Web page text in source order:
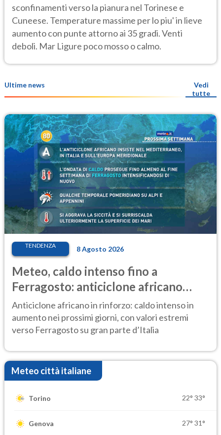
sconfinamenti verso la pianura nel Torinese e
Cuneese. Temperature massime per lo piu' in lieve
aumento con punte attorno ai 35 gradi. Venti
deboli. Mar Ligure poco mosso o calmo.
Ultime news
Vedi
tutte
TENDENZA 8 Agosto 2026
Meteo, caldo intenso fino a
Ferragosto: anticiclone africano
ancora protagonista
Anticiclone africano in rinforzo: caldo intenso in
aumento nei prossimi giorni, con valori estremi
verso Ferragosto su gran parte d’Italia
Meteo città italiane
Torino 22° 33°
Genova 27° 31°